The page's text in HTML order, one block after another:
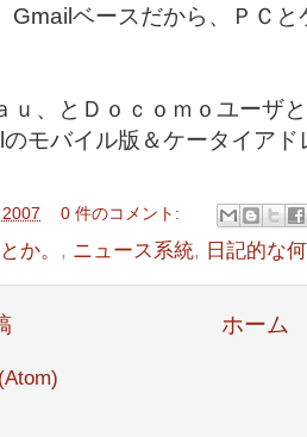
Gmailベースだから、ＰＣ
ｕ、とＤｏｃｏｍｏユーザ
のモバイル版＆ケータイア
0 件のコメント:
か。 , ニュース系統, 日記的な
ホーム